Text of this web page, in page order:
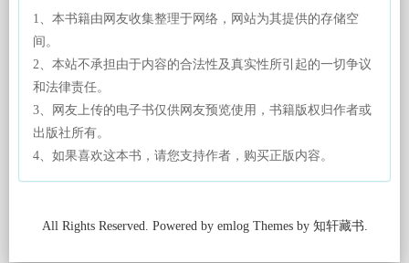
1、本书籍由网友收集整理于网络，网站为其提供的存储空
间。
2、本站不承担由于内容的合法性及真实性所引起的一切争议
和法律责任。
3、网友上传的电子书仅供网友预览使用，书籍版权归作者或
出版社所有。
4、如果喜欢这本书，请您支持作者，购买正版内容。
All Rights Reserved. Powered by emlog Themes by 知轩藏书.